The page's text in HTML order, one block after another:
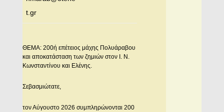
t.gr
ΘΕΜΑ: 200ή επέτειος μάχης Πολυάραβου
και αποκατάσταση των ζημιών στον Ι. Ν.
Κωνσταντίνου και Ελένης.
Σεβασμιώτατε,
τον Αύγουστο 2026 συμπληρώνονται 200